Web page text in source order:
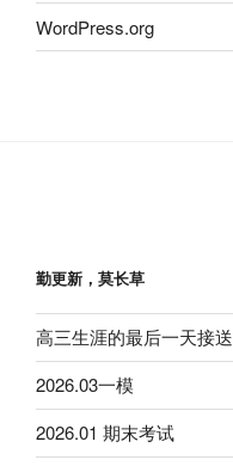
WordPress.org
勤更新，莫长草
高三生涯的最后一天接送
2026.03一模
2026.01 期末考试